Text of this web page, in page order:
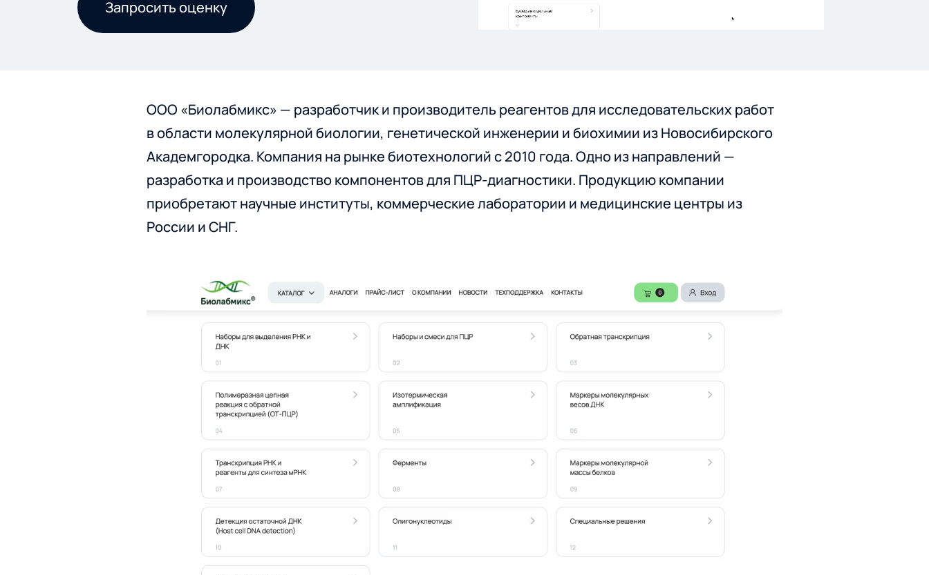
Нейминг, айдентика
дизайн, интерфейсы
Мобильные приложения
Запросить оценку
ООО «Биолабмикс» — разработчик и производитель реагентов для исследовательских работ
в области молекулярной биологии, генетической инженерии и биохимии из Новосибирского
Академгородка. Компания на рынке биотехнологий с 2010 года. Одно из направлений —
разработка и производство компонентов для ПЦР-диагностики. Продукцию компании
приобретают научные институты, коммерческие лаборатории и медицинские центры из
России и СНГ.